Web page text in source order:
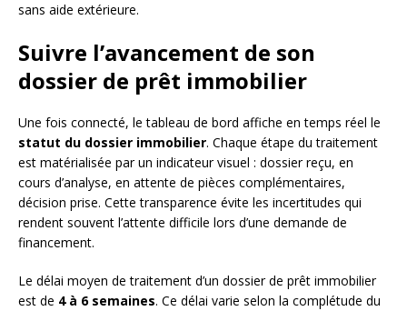
sans aide extérieure.
Suivre l’avancement de son
dossier de prêt immobilier
Une fois connecté, le tableau de bord affiche en temps réel le
statut du dossier immobilier. Chaque étape du traitement
est matérialisée par un indicateur visuel : dossier reçu, en
cours d’analyse, en attente de pièces complémentaires,
décision prise. Cette transparence évite les incertitudes qui
rendent souvent l’attente difficile lors d’une demande de
financement.
Le délai moyen de traitement d’un dossier de prêt immobilier
est de 4 à 6 semaines. Ce délai varie selon la complétude du